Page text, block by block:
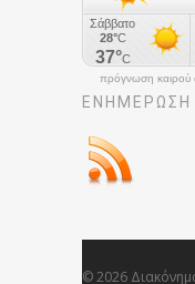
πρόγνωση καιρού
ΕΝΗΜΈΡΩΣΉ
© 2026